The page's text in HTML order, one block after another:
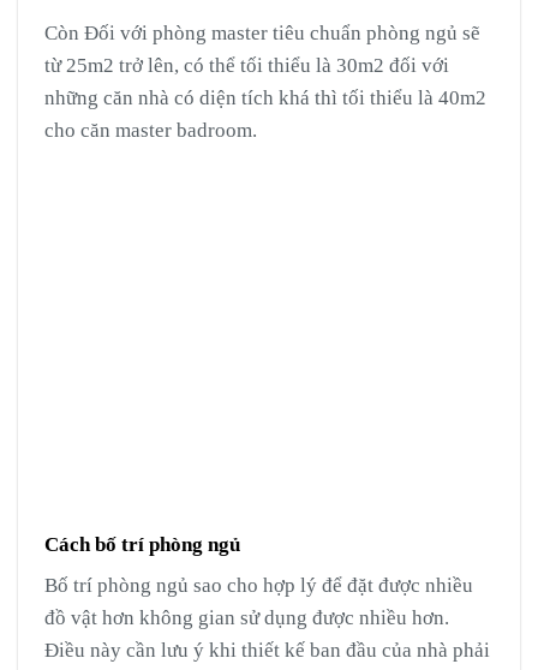
Còn Đối với phòng master tiêu chuẩn phòng ngủ sẽ
từ 25m2 trở lên, có thể tối thiểu là 30m2 đối với
những căn nhà có diện tích khá thì tối thiểu là 40m2
cho căn master badroom.
Cách bố trí phòng ngủ
Bố trí phòng ngủ sao cho hợp lý để đặt được nhiều
đồ vật hơn không gian sử dụng được nhiều hơn.
Điều này cần lưu ý khi thiết kế ban đầu của nhà phải